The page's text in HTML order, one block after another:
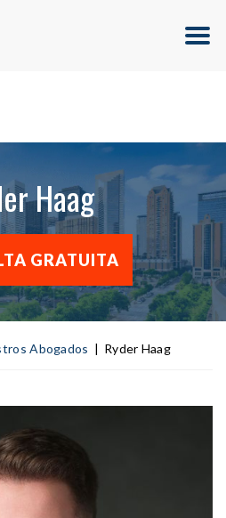
500-5000
Haag
GRATUITA
Abogados | Ryder Haag